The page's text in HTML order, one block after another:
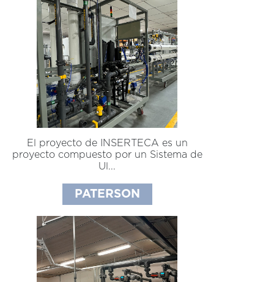
El proyecto de INSERTECA es un
proyecto compuesto por un Sistema de
Ul...
PATERSON